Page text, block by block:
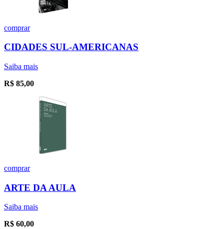
comprar
CIDADES SUL-AMERICANAS
Saiba mais
R$ 85,00
comprar
ARTE DA AULA
Saiba mais
R$ 60,00